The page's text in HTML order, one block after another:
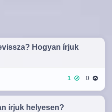
Hogyan írjuk
1 0
írjuk helyesen?